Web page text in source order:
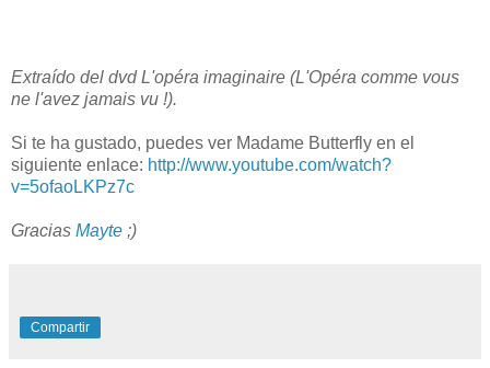
Extraído del dvd L'opéra imaginaire (L'Opéra comme vous
ne l'avez jamais vu !).
Si te ha gustado, puedes ver Madame Butterfly en el
siguiente enlace: http://www.youtube.com/watch?
v=5ofaoLKPz7c
Gracias Mayte ;)
Compartir